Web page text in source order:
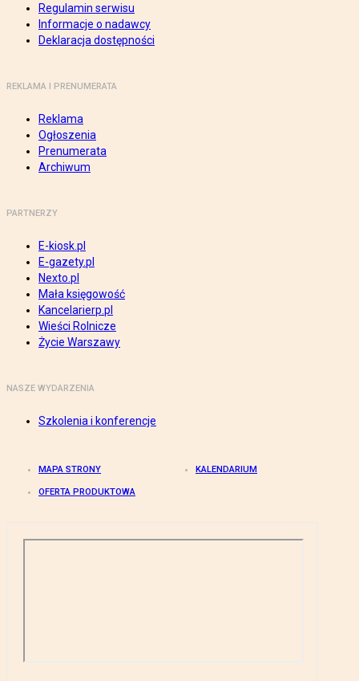
Regulamin serwisu
Informacje o nadawcy
Deklaracja dostępności
REKLAMA I PRENUMERATA
Reklama
Ogłoszenia
Prenumerata
Archiwum
PARTNERZY
E-kiosk.pl
E-gazety.pl
Nexto.pl
Mała księgowość
Kancelarierp.pl
Wieści Rolnicze
Życie Warszawy
NASZE WYDARZENIA
Szkolenia i konferencje
MAPA STRONY KALENDARIUM
OFERTA PRODUKTOWA